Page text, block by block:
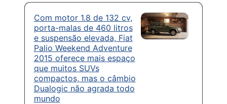
Com motor 1.8 de 132 cv,
porta-malas de 460 litros
e suspensão elevada, Fiat
Palio Weekend Adventure
2015 oferece mais espaço
que muitos SUVs
compactos, mas o câmbio
Dualogic não agrada todo
mundo